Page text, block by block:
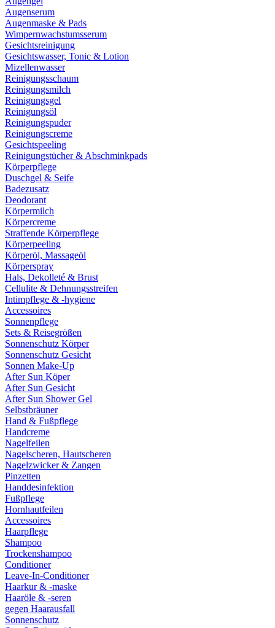
Augenserum
Augenmaske & Pads
Wimpernwachstumsserum
Gesichtsreinigung
Gesichtswasser, Tonic & Lotion
Mizellenwasser
Reinigungsschaum
Reinigungsmilch
Reinigungsgel
Reinigungsöl
Reinigungspuder
Reinigungscreme
Gesichtspeeling
Reinigungstücher & Abschminkpads
Körperpflege
Duschgel & Seife
Badezusatz
Deodorant
Körpermilch
Körpercreme
Straffende Körperpflege
Körperpeeling
Körperöl, Massageöl
Körperspray
Hals, Dekolleté & Brust
Cellulite & Dehnungsstreifen
Intimpflege & -hygiene
Accessoires
Sonnenpflege
Sets & Reisegrößen
Sonnenschutz Körper
Sonnenschutz Gesicht
Sonnen Make-Up
After Sun Köper
After Sun Gesicht
After Sun Shower Gel
Selbstbräuner
Hand & Fußpflege
Handcreme
Nagelfeilen
Nagelscheren, Hautscheren
Nagelzwicker & Zangen
Pinzetten
Handdesinfektion
Fußpflege
Hornhautfeilen
Accessoires
Haarpflege
Shampoo
Trockenshampoo
Conditioner
Leave-In-Conditioner
Haarkur & -maske
Haaröle & -seren
gegen Haarausfall
Sonnenschutz